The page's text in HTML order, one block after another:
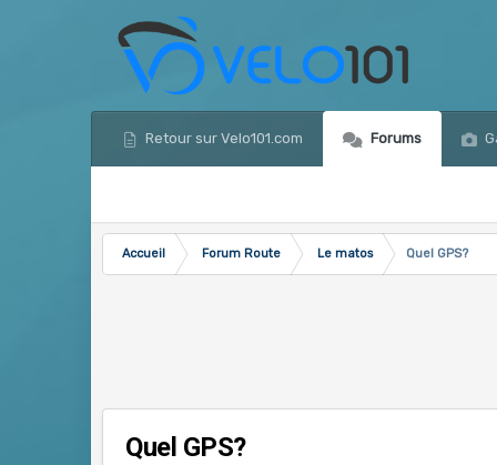
Retour sur Velo101.com Forums
Accueil Forum Route Le matos Quel GPS?
Quel GPS?